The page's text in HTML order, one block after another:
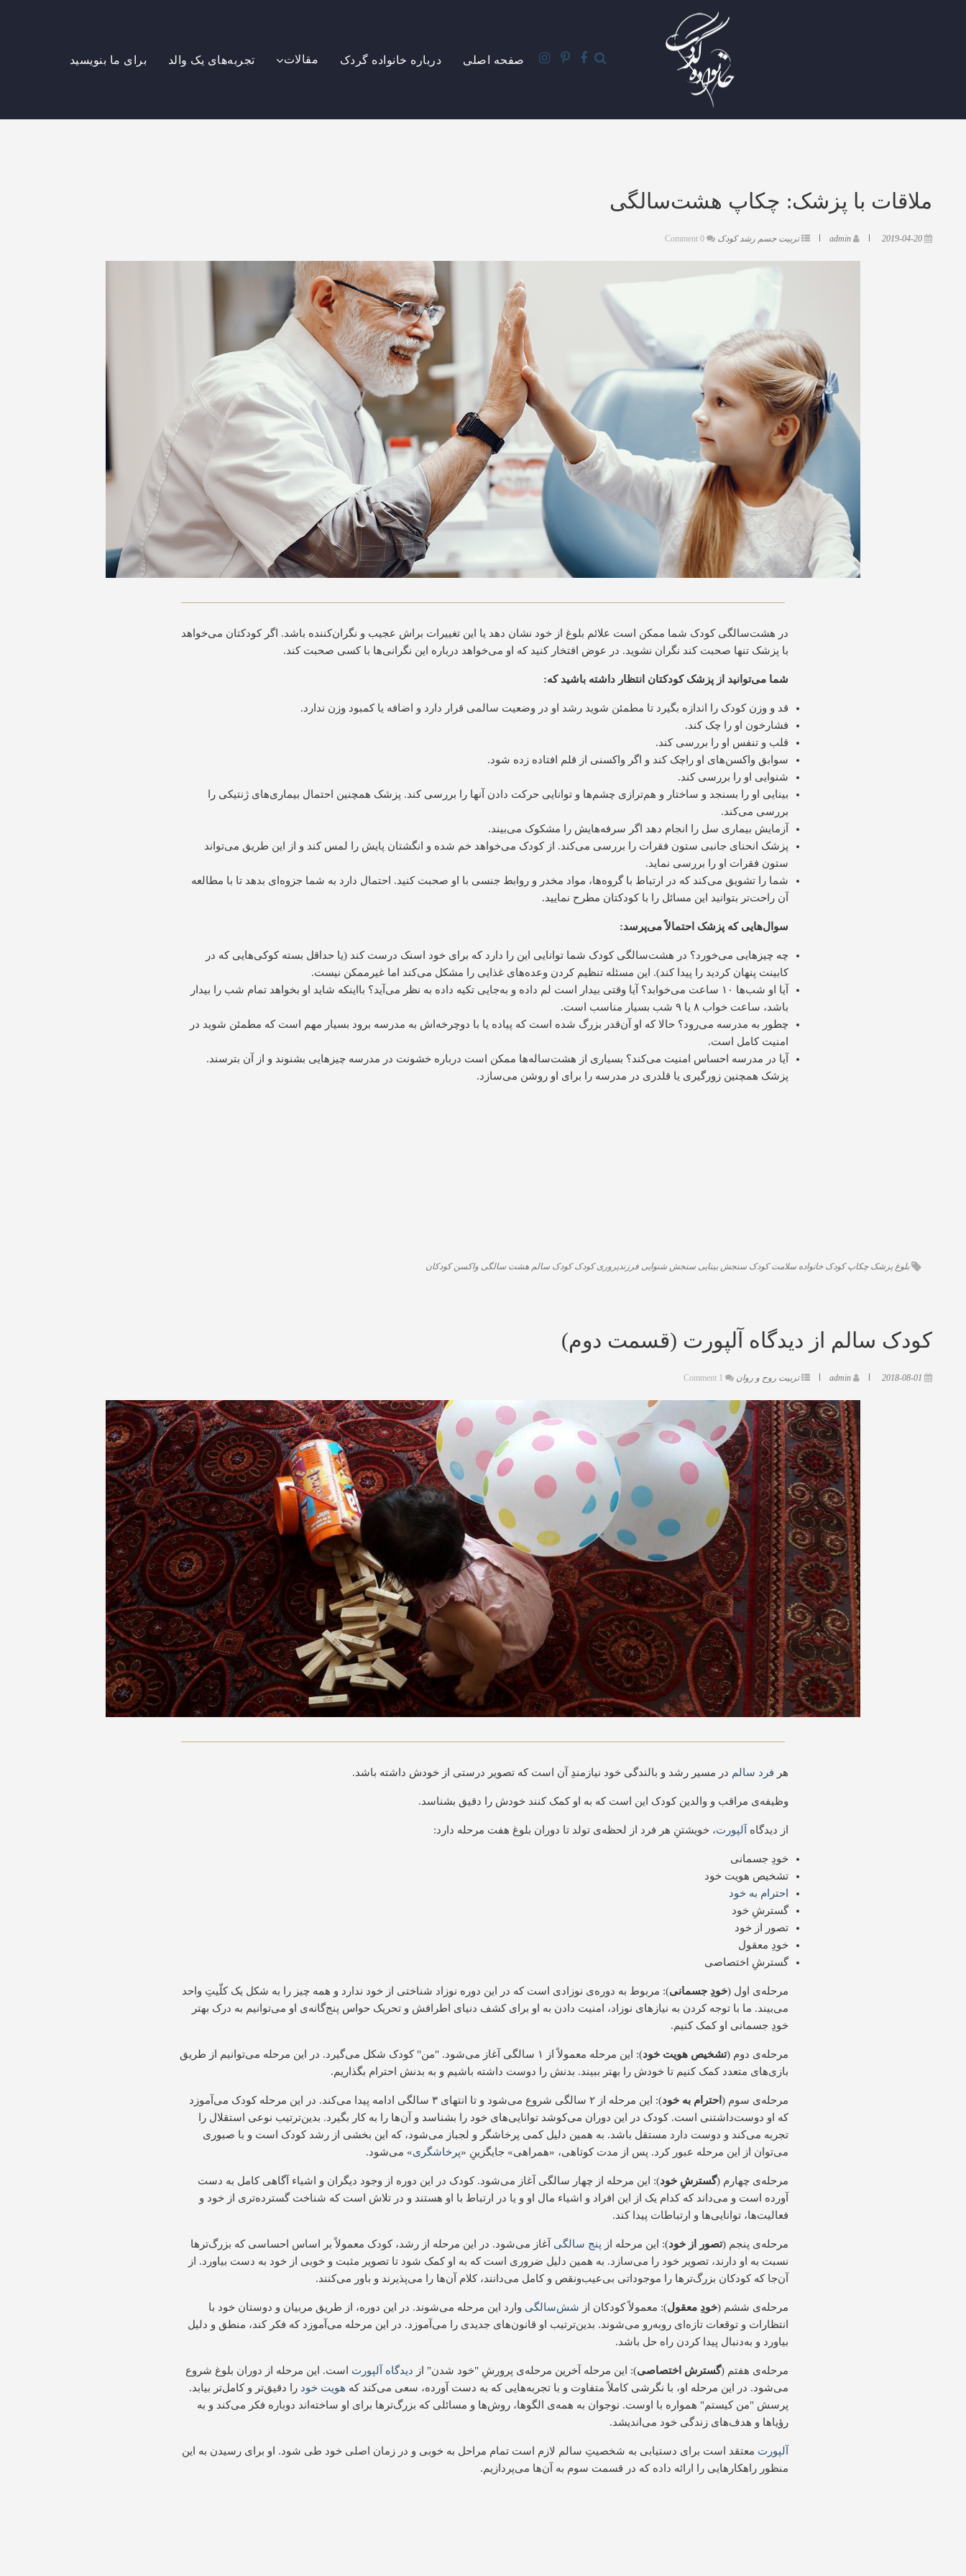
صفحه اصلی درباره خانواده گردک مقالات تجربه‌های یک والد برای ما بنویسید
ملاقات با پزشک: چکاپ هشت‌سالگی
2019-04-20
admin تربیت جسم رشد کودک 0 Comment
در هشت‌سالگی کودک شما ممکن است علائم بلوغ از خود نشان دهد یا این تغییرات براش عجیب و نگران‌کننده باشد. اگر کودکتان می‌خواهد
با پزشک تنها صحبت کند نگران نشوید. در عوض افتخار کنید که او می‌خواهد درباره این نگرانی‌ها با کسی صحبت کند.
شما می‌توانید از پزشک کودکتان انتظار داشته باشید که:
قد و وزن کودک را اندازه بگیرد تا مطمئن شوید رشد او در وضعیت سالمی قرار دارد و اضافه یا کمبود وزن ندارد.
فشارخون او را چک کند.
قلب و تنفس او را بررسی کند.
سوابق واکسن‌های او راچک کند و اگر واکسنی از قلم افتاده زده شود.
شنوایی او را بررسی کند.
بینایی او را بسنجد و ساختار و هم‌ترازی چشم‌ها و توانایی حرکت دادن آنها را بررسی کند. پزشک همچنین احتمال بیماری‌های ژنتیکی را
بررسی می‌کند.
آزمایش بیماری سل را انجام دهد اگر سرفه‌هایش را مشکوک می‌بیند.
پزشک انحنای جانبی ستون فقرات را بررسی می‌کند. از کودک می‌خواهد خم شده و انگشتان پایش را لمس کند و از این طریق می‌تواند
ستون فقرات او را بررسی نماید.
شما را تشویق می‌کند که در ارتباط با گروه‌ها، مواد‌ مخدر و روابط جنسی با او صحبت کنید. احتمال دارد به شما جزوه‌ای بدهد تا با مطالعه
آن راحت‌تر بتوانید این مسائل را با کودکتان مطرح نمایید.
سوال‌هایی که پزشک احتمالاً می‌پرسد:
چه چیزهایی می‌خورد؟ در هشت‌سالگی کودک شما توانایی این را دارد که برای خود اسنک درست کند (یا حداقل بسته کوکی‌هایی که در
کابینت پنهان کردید را پیدا کند). این مسئله تنظیم کردن وعده‌های غذایی را مشکل می‌کند اما غیرممکن نیست.
آیا او شب‌ها ۱۰ ساعت می‌خوابد؟ آیا وقتی بیدار است لم داده و به‌جایی تکیه داده به نظر می‌آید؟ بااینکه شاید او بخواهد تمام شب را بیدار
باشد، ساعت خواب ۸ یا ۹ شب بسیار مناسب است.
چطور به مدرسه می‌رود؟ حالا که او آن‌قدر بزرگ شده است که پیاده یا با دوچرخه‌اش به مدرسه برود بسیار مهم است که مطمئن شوید در
امنیت کامل است.
آیا در مدرسه احساس امنیت می‌کند؟ بسیاری از هشت‌ساله‌ها ممکن است درباره خشونت در مدرسه چیزهایی بشنوند و از آن بترسند.
پزشک همچنین زورگیری یا قلدری در مدرسه را برای او روشن می‌سازد.
بلوغ پزشک چکاپ کودک خانواده سلامت کودک سنجش بینایی سنجش شنوایی فرزندپروری کودک کودک سالم هشت سالگی واکسن کودکان
کودک سالم از دیدگاه آلپورت (قسمت دوم)
2018-08-01
admin تربیت روح و روان 1 Comment
هر فرد سالم در مسیر رشد و بالندگی خود نیازمندِ آن است که تصویر درستی از خودش داشته باشد.
وظیفه‌ی مراقب و والدین کودک این است که به او کمک کنند خودش را دقیق بشناسد.
از دیدگاه آلپورت، خویشتنِ هر فرد از لحظه‌ی تولد تا دوران بلوغ هفت مرحله دارد:
خودِ جسمانی
تشخیص هویت خود
احترام به خود
گسترشِ خود
تصور از خود
خودِ معقول
گسترشِ اختصاصی
مرحله‌ی اول (خودِ جسمانی): مربوط به دوره‌ی نوزادی است که در این دوره نوزاد شناختی از خود ندارد و همه چیز را به شکل یک کلّیتِ واحد
می‌بیند. ما با توجه کردن به نیازهای نوزاد، امنیت دادن به او برای کشف دنیای اطرافش و تحریک حواس پنج‌گانه‌ی او می‌توانیم به درک بهتر
خودِ جسمانی او کمک کنیم.
مرحله‌ی دوم (تشخیص هویت خود
): این مرحله معمولاً از ۱ سالگی آغاز می‌شود. "من" کودک شکل می‌گیرد. در این مرحله می‌توانیم از طریق
بازی‌های متعدد کمک کنیم تا خودش را بهتر ببیند. بدنش را دوست داشته باشیم و به بدنش احترام بگذاریم.
مرحله‌ی سوم ( احترام به خود
): این مرحله از ۲ سالگی شروع می‌شود و تا انتهای ۳ سالگی ادامه پیدا می‌کند. در این مرحله کودک می‌آموزد
که او دوست‌داشتنی است. کودک در این دوران می‌کوشد توانایی‌های خود را بشناسد و آن‌ها را به کار بگیرد. بدین‌ترتیب نوعی استقلال را
تجربه می‌کند و دوست دارد مستقل باشد. به همین دلیل کمی پرخاشگر و لجباز می‌‌شود، که این بخشی از رشد کودک است و با صبوری
می‌توان از این مرحله عبور کرد. پس از مدت کوتاهی، «همراهی» جایگزینِ «پرخاشگری» می‌شود.
مرحله‌ی چهارم (گسترشِ خود): این مرحله از چهار سالگی آغاز می‌شود. کودک در این دوره از وجود دیگران و اشیاء آگاهی کامل به دست
آورده است و می‌داند که کدام یک از این افراد و اشیاء مال او و یا در ارتباط با او هستند و در تلاش است که شناخت گسترده‌تری از خود و
فعالیت‌ها، توانایی‌ها و ارتباطات پیدا کند.
مرحله‌ی پنجم (تصور از خود): این مرحله از پنج سالگی آغاز می‌شود. در این مرحله از رشد، کودک معمولاً بر اساس احساسی که بزرگ‌ترها
نسبت به او دارند، تصویر خود را می‌سازد. به همین دلیل ضروری است که به او کمک شود تا تصویر مثبت و خوبی از خود به دست بیاورد. از
آن‌جا که کودکان بزرگ‌ترها را موجوداتی بی‌عیب‌و‌نقص و کامل می‌دانند، کلام آن‌ها را می‌پذیرند و باور می‌کنند.
مرحله‌ی ششم (خودِ معقول): معمولاً کودکان از شش‌سالگی وارد این مرحله می‌شوند. در این دوره، از طریق مربیان و دوستان خود با
انتظارات و توقعات تازه‌ای روبه‌رو می‌شوند. بدین‌ترتیب او قانون‌های جدیدی را می‌آموزد. در این مرحله می‌آموزد که فکر کند، منطق و دلیل
بیاورد و به‌دنبال پیدا کردن راه حل باشد.
مرحله‌ی هفتم (گسترش اختصاصی): این مرحله آخرین مرحله‌ی پرورشِ "خود شدن" از دیدگاه آلپورت است. این مرحله از دوران بلوغ شروع
می‌شود. در این مرحله او، با نگرشی کاملاً متفاوت و با تجربه‌هایی که به دست آورده، سعی می‌کند که هویت خود را دقیق‌تر و کامل‌تر بیابد.
پرسش "من کیستم" همواره با اوست. نوجوان به همه‌ی الگوها، روش‌ها و مسائلی که بزرگ‌ترها برای او ساخته‌اند دوباره فکر می‌کند و به
رؤیاها و هدف‌های زندگی خود می‌اندیشد.
آلپورت معتقد است برای دستیابی به شخصیتِ سالم لازم است تمام مراحل به خوبی و در زمان اصلی خود طی شود. او برای رسیدن به این
منظور راهکارهایی را ارائه داده که در قسمت سوم به آن‌ها می‌پردازیم.